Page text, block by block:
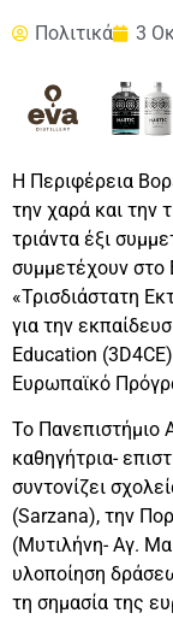
Πολιτικά 3
Η Περιφέρεια
την χαρά και την
τριάντα έξι
συμμετέχουν στο
«Τρισδιάστατη
για την
Education
Ευρωπαϊκό
Το Πανεπιστήμιο
καθηγήτρια-
συντονίζει
(Sarzana), την
(Μυτιλήνη- Αγ.
υλοποίηση
τη σημασία της